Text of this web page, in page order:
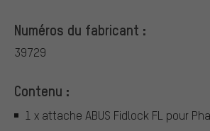
Numéros du fabricant :
39729
Contenu :
1 x attache ABUS Fidlock FL pour